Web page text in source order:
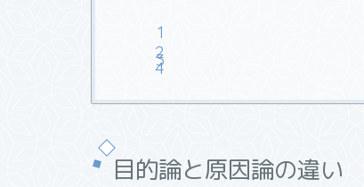
目的論と原因論の違い